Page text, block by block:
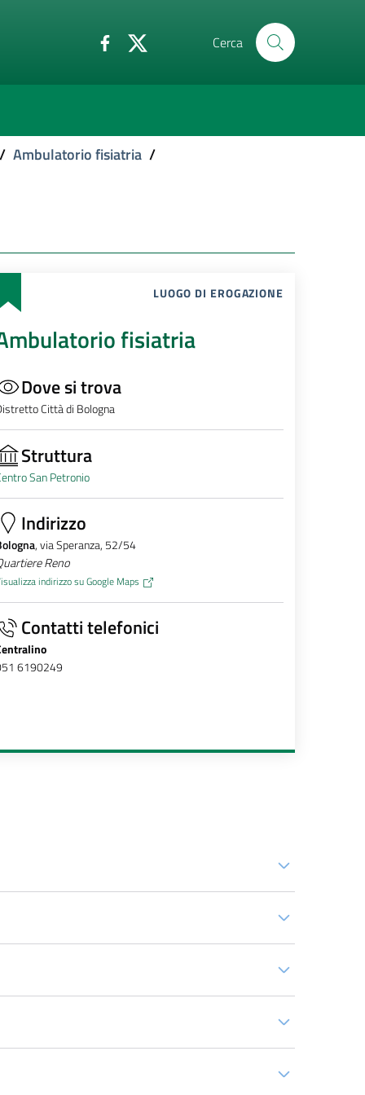
Cerca
/ Ambulatorio fisiatria /
LUOGO DI EROGAZIONE
fisiatria
Dove si trova
Città di Bologna
Struttura
San Petronio
Indirizzo
, via Speranza, 52/54
Reno
indirizzo su Google Maps
Contatti telefonici
6190249